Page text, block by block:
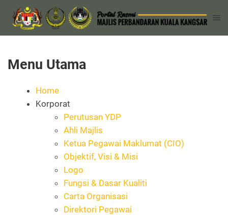
Menu Utama
Home
Korporat
Perutusan YDP
Ahli Majlis
Ketua Pegawai Maklumat (CIO)
Objektif, Visi & Misi
Logo
Fungsi & Dasar Kualiti
Carta Organisasi
Direktori Pegawai